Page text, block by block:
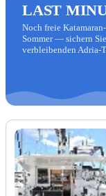
LAST
Noch freie
Sommer — sichern
verbleibenden Adria-